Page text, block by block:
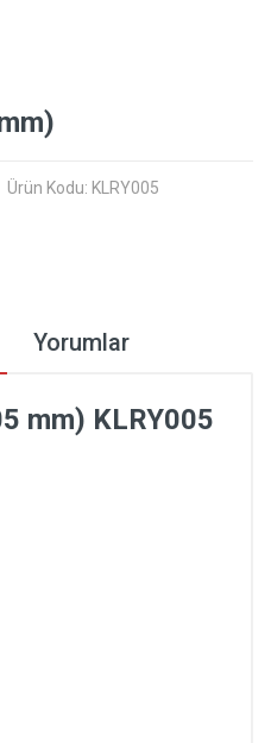
Ürün Kodu: KLRY005
Yorumlar
mm) KLRY005